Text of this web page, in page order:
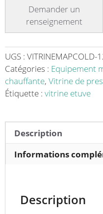
de
en
MAP
self
cold
Vos
UGS : VITRINEMAPCOLD-
Catégories : Equipement
chauffante, Vitrine de
Étiquette : vitrine etuve
Description
Informations
Description